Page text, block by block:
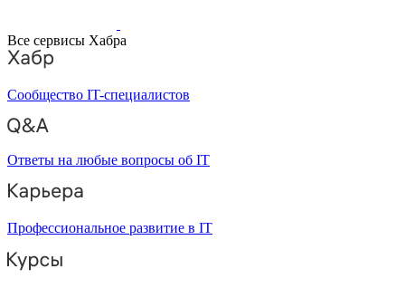
Все сервисы Хабра
Сообщество IT-специалистов
Ответы на любые вопросы об IT
Профессиональное развитие в IT